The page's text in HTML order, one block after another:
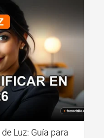
Luz: Guía para